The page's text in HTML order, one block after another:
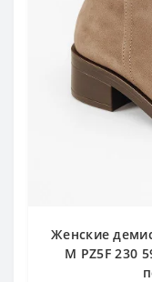
Женские
M PZ5F 230